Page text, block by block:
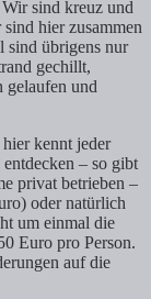
sind kreuz und
hier zusammen
sind übrigens nur
gechillt,
gelaufen und
hier kennt jeder
– so gibt
privat betrieben –
oder natürlich
um einmal die
Euro pro Person.
auf die